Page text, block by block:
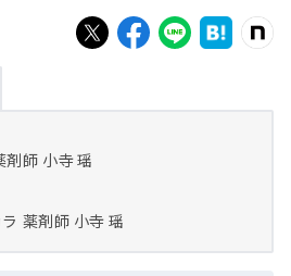
剤師 小寺 瑶
薬剤師 小寺 瑶